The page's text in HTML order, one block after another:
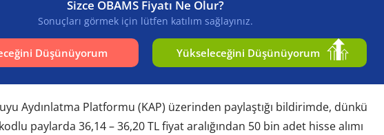
Sizce OBAMS Fiyatı Ne Olur?
Sonuçları görmek için lütfen katılım sağlayınız.
Düşünüyorum Yükseleceğini Düşünüyorum
Aydınlatma Platformu (KAP) üzerinden paylaştığı bildirimde, dünkü
paylarda 36,14 – 36,20 TL fiyat aralığından 50 bin adet hisse alımı